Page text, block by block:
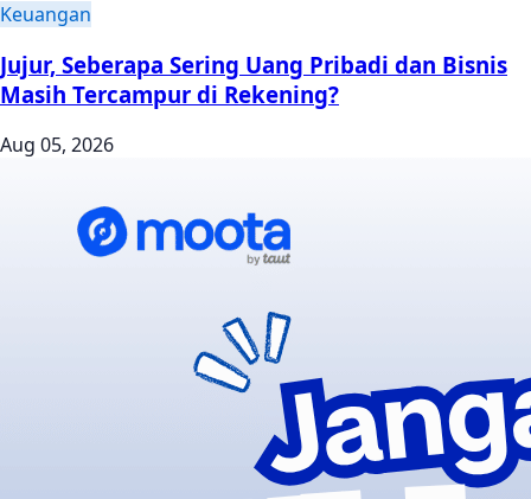
Keuangan
Jujur, Seberapa Sering Uang Pribadi dan Bisnis
Masih Tercampur di Rekening?
Aug 05, 2026